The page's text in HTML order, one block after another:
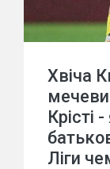
Хвіча
Крісті
Ліги